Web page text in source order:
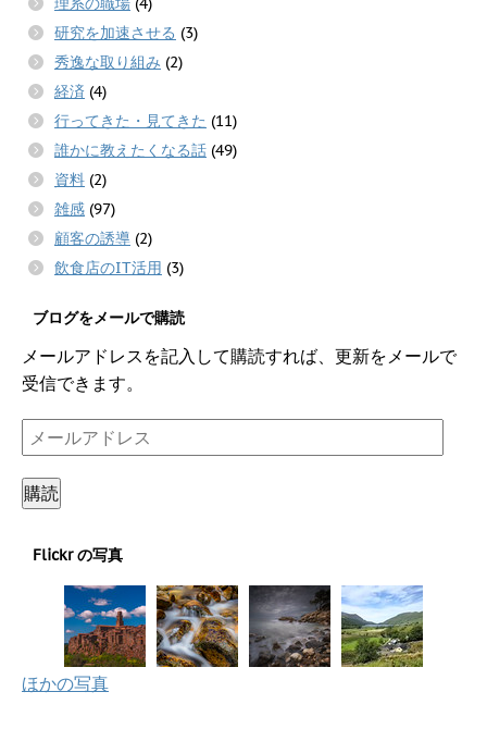
研究を加速させる (3)
秀逸な取り組み (2)
経済 (4)
行ってきた・見てきた (11)
誰かに教えたくなる話 (49)
資料 (2)
雑感 (97)
顧客の誘導 (2)
飲食店のIT活用 (3)
ブログをメールで購読
メールアドレスを記入して購読すれば、更新をメールで
受信できます。
メ
ー
ル
ア
レ
購読
Flickr の写真
ほかの写真